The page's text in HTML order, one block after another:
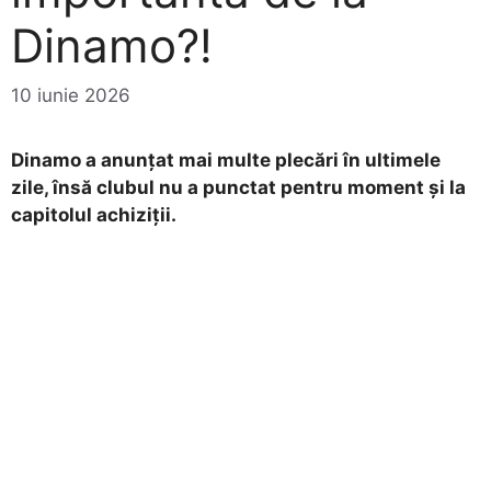
Dinamo?!
10 iunie 2026
Dinamo a anunțat mai multe plecări în ultimele
zile, însă clubul nu a punctat pentru moment și la
capitolul achiziții.